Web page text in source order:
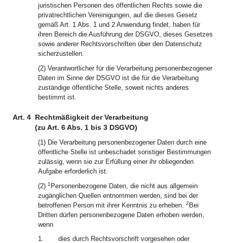
juristischen Personen des öffentlichen Rechts sowie die
privatrechtlichen Vereinigungen, auf die dieses Gesetz
gemäß Art. 1 Abs. 1 und 2 Anwendung findet, haben für
ihren Bereich die Ausführung der DSGVO, dieses Gesetzes
sowie anderer Rechtsvorschriften über den Datenschutz
sicherzustellen.
(2) Verantwortlicher für die Verarbeitung personenbezogener
Daten im Sinne der DSGVO ist die für die Verarbeitung
zuständige öffentliche Stelle, soweit nichts anderes
bestimmt ist.
Art. 4 Rechtmäßigkeit der Verarbeitung
(zu Art. 6 Abs. 1 bis 3 DSGVO)
(1) Die Verarbeitung personenbezogener Daten durch eine
öffentliche Stelle ist unbeschadet sonstiger Bestimmungen
zulässig, wenn sie zur Erfüllung einer ihr obliegenden
Aufgabe erforderlich ist.
(2) 1 Personenbezogene Daten, die nicht aus allgemein
zugänglichen Quellen entnommen werden, sind bei der
betroffenen Person mit ihrer Kenntnis zu erheben. 2 Bei
Dritten dürfen personenbezogene Daten erhoben werden,
wenn
1.
dies durch Rechtsvorschrift vorgesehen oder